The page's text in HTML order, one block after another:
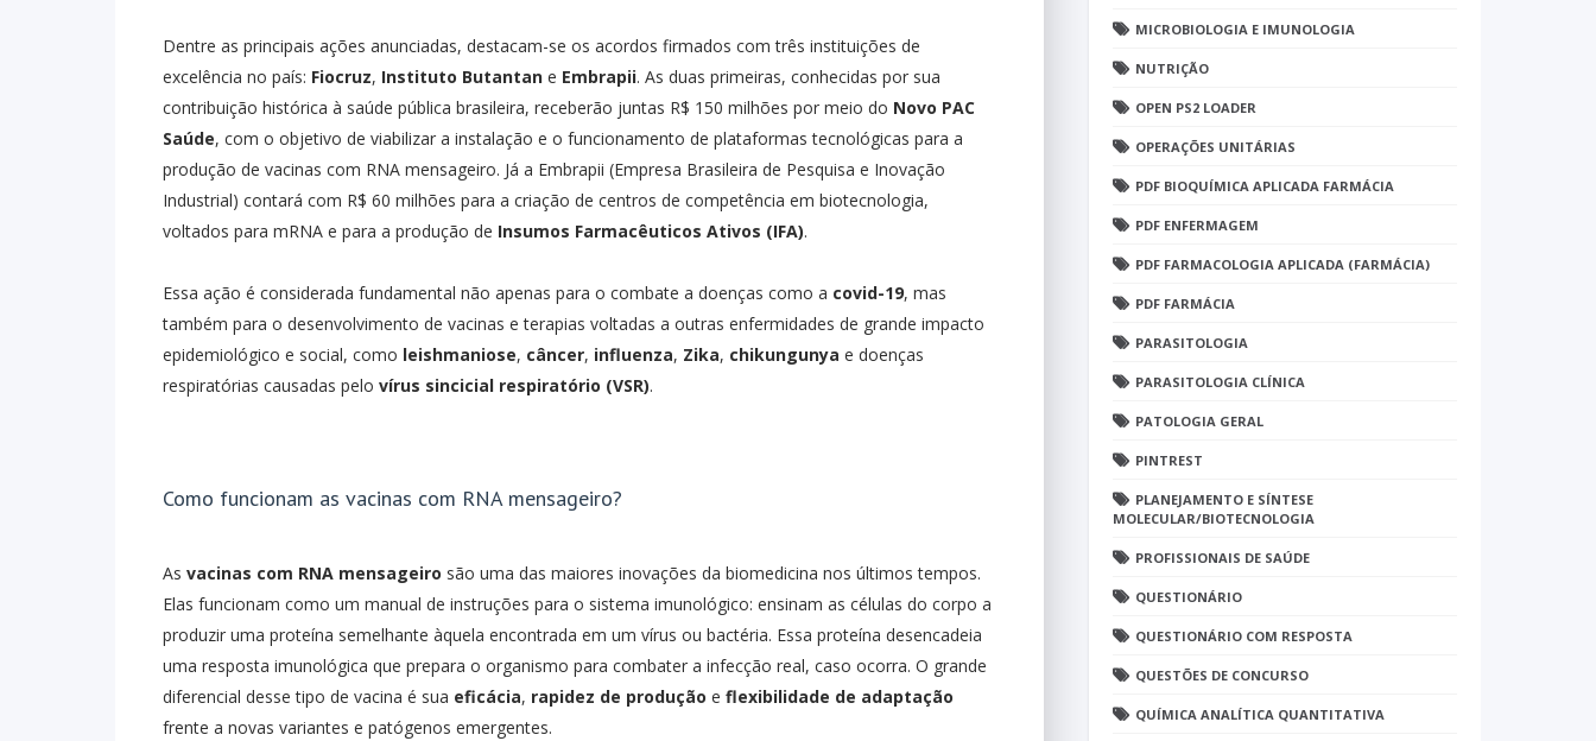
Dentre as principais ações anunciadas, destacam-se os acordos firmados com três instituições de
excelência no país: Fiocruz, Instituto Butantan e Embrapii. As duas primeiras, conhecidas por sua
contribuição histórica à saúde pública brasileira, receberão juntas R$ 150 milhões por meio do Novo PAC
Saúde, com o objetivo de viabilizar a instalação e o funcionamento de plataformas tecnológicas para a
produção de vacinas com RNA mensageiro. Já a Embrapii (Empresa Brasileira de Pesquisa e Inovação
Industrial) contará com R$ 60 milhões para a criação de centros de competência em biotecnologia,
voltados para mRNA e para a produção de Insumos Farmacêuticos Ativos (IFA).
Essa ação é considerada fundamental não apenas para o combate a doenças como a covid-19, mas
também para o desenvolvimento de vacinas e terapias voltadas a outras enfermidades de grande impacto
epidemiológico e social, como leishmaniose, câncer, influenza, Zika, chikungunya e doenças
respiratórias causadas pelo vírus sincicial respiratório (VSR).
Como funcionam as vacinas com RNA mensageiro?
As vacinas com RNA mensageiro são uma das maiores inovações da biomedicina nos últimos tempos.
Elas funcionam como um manual de instruções para o sistema imunológico: ensinam as células do corpo a
produzir uma proteína semelhante àquela encontrada em um vírus ou bactéria. Essa proteína desencadeia
uma resposta imunológica que prepara o organismo para combater a infecção real, caso ocorra. O grande
diferencial desse tipo de vacina é sua eficácia, rapidez de produção e flexibilidade de adaptação
frente a novas variantes e patógenos emergentes.
MICROBIOLOGIA E IMUNOLOGIA
NUTRIÇÃO
OPEN PS2 LOADER
OPERAÇÕES UNITÁRIAS
PDF BIOQUÍMICA APLICADA FARMÁCIA
PDF ENFERMAGEM
PDF FARMACOLOGIA APLICADA (FARMÁCIA)
PDF FARMÁCIA
PARASITOLOGIA
PARASITOLOGIA CLÍNICA
PATOLOGIA GERAL
PINTREST
PLANEJAMENTO E SÍNTESE
MOLECULAR/BIOTECNOLOGIA
PROFISSIONAIS DE SAÚDE
QUESTIONÁRIO
QUESTIONÁRIO COM RESPOSTA
QUESTÕES DE CONCURSO
QUÍMICA ANALÍTICA QUANTITATIVA